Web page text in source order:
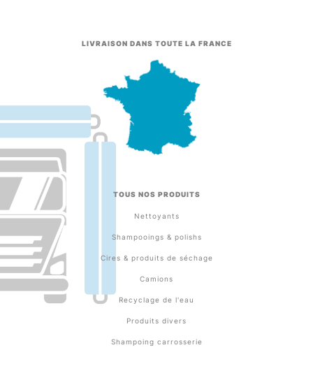
LIVRAISON DANS TOUTE LA FRANCE
TOUS NOS PRODUITS
Nettoyants
Shampooings & polishs
Cires & produits de séchage
Camions
Recyclage de l'eau
Produits divers
Shampoing carrosserie